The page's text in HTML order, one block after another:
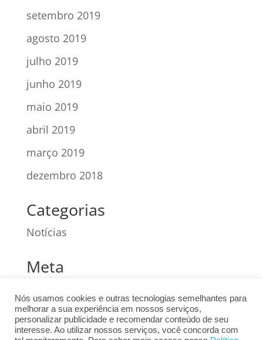
setembro 2019
agosto 2019
julho 2019
junho 2019
maio 2019
abril 2019
março 2019
dezembro 2018
Categorias
Notícias
Meta
Feed de posts
Feed de comentários
Nós usamos cookies e outras tecnologias semelhantes para
melhorar a sua experiência em nossos serviços,
personalizar publicidade e recomendar conteúdo de seu
interesse. Ao utilizar nossos serviços, você concorda com